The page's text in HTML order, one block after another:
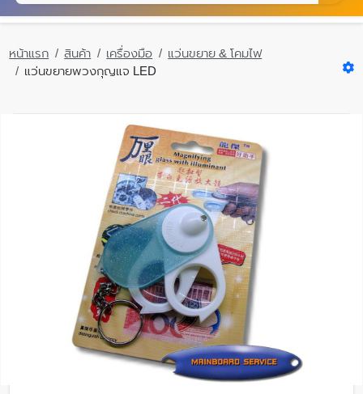
หน้าแรก สินค้า เครื่องมือ
แว่นขยาย & โคมไฟ
แว่นขยายพวงกุญแจ LED